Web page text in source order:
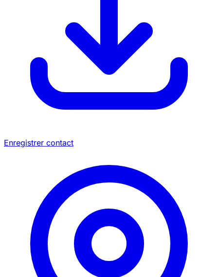
Enregistrer contact